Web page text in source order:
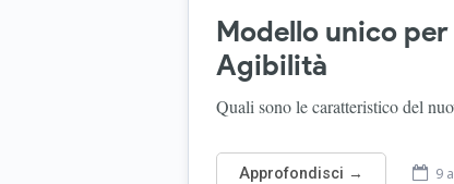
Modello unico
Agibilità
Quali sono le caratteristico del
Approfondisci → 9